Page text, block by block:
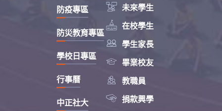
 未來學生
 在校學生
 學生家長
 畢業校友
 教職員
 捐款興學
防疫專區
防災教育專區
學校日專區
行事曆
中正社大